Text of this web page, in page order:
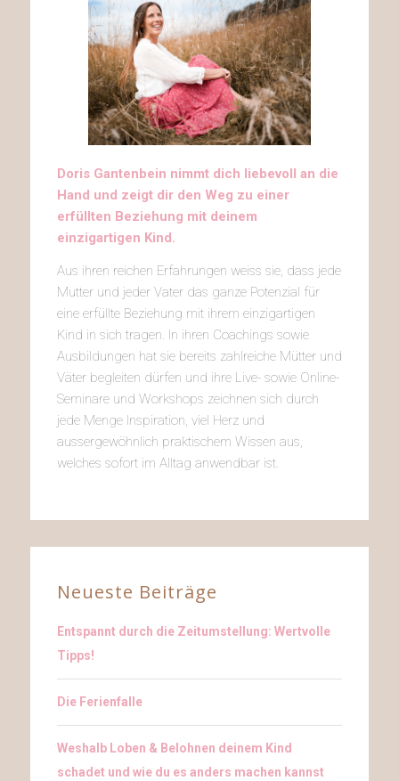
Doris Gantenbein nimmt dich liebevoll an die
Hand und zeigt dir den Weg zu einer
erfüllten Beziehung mit deinem
einzigartigen Kind.
Aus ihren reichen Erfahrungen weiss sie, dass jede
Mutter und jeder Vater das ganze Potenzial für
eine erfüllte Beziehung mit ihrem einzigartigen
Kind in sich tragen. In ihren Coachings sowie
Ausbildungen hat sie bereits zahlreiche Mütter und
Väter begleiten dürfen und ihre Live- sowie Online-
Seminare und Workshops zeichnen sich durch
jede Menge Inspiration, viel Herz und
aussergewöhnlich praktischem Wissen aus,
welches sofort im Alltag anwendbar ist.
Neueste Beiträge
Entspannt durch die Zeitumstellung: Wertvolle
Tipps!
Die Ferienfalle
Weshalb Loben & Belohnen deinem Kind
schadet und wie du es anders machen kannst